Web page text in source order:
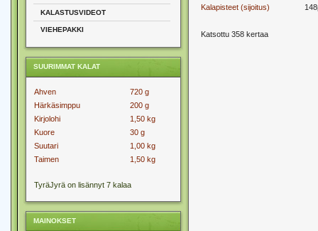
KALASTUSVIDEOT
VIEHEPAKKI
SUURIMMAT KALAT
Ahven
720 g
Härkäsimppu
200 g
Kirjolohi
1,50 kg
Kuore
30 g
Suutari
1,00 kg
Taimen
1,50 kg
TyräJyrä on lisännyt 7 kalaa
MAINOKSET
Kalapisteet (sijoitus)
Katsottu 358 kertaa